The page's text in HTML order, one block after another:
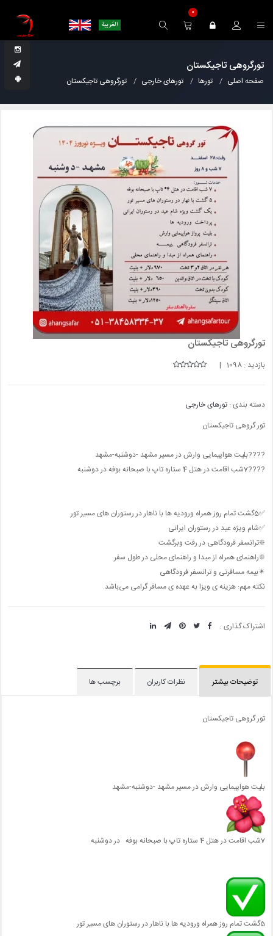
0
تورگروهی تاجیکستان
صفحه اصلی تورها تورهای خارجی تورگروهی تاجیکستان
تورگروهی تاجیکستان
بازدید : 1098 |
دسته بندی : تورهای خارجی
تور گروهی تاجیکستان
????بلیت هواپیمایی وارش در مسیر مشهد -دوشنبه-مشهد
????7شب اقامت در هتل 4 ستاره تاپ با صبحانه بوفه در دوشنبه
✅5گشت تمام روز همراه ورودیه ها با ناهار در رستوران های مسیر تور
✅شام ویژه عید در رستوران ایرانی
❇️ترانسفر فرودگاهی در رفت وبرگشت
❇️راهنمای همراه از مبدا و راهنمای محلی در طول سفر
✴️بیمه مسافرتی و ترانسفر فرودگاهی
نکته مهم: هزینه ی ویزا به عهده ی مسافر گرامی می‌باشد.
اشتراک گذاری :
توضیحات بیشتر نظرات کاربران برچسب ها
تور گروهی تاجیکستان
بلیت هواپیمایی وارش در مسیر مشهد -دوشنبه-مشهد
7شب اقامت در هتل 4 ستاره تاپ با صبحانه بوفه در دوشنبه
5گشت تمام روز همراه ورودیه ها با ناهار در رستوران های مسیر تور